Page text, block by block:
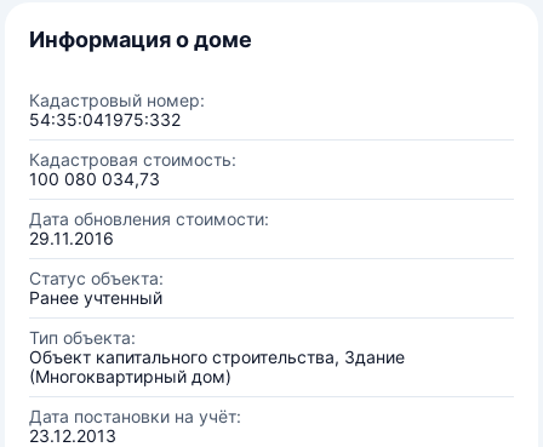
Информация о доме
Кадастровый номер:
54:35:041975:332
Кадастровая стоимость:
100 080 034,73
Дата обновления стоимости:
29.11.2016
Статус объекта:
Ранее учтенный
Тип объекта:
Объект капитального строительства, Здание
(Многоквартирный дом)
Дата постановки на учёт:
23.12.2013